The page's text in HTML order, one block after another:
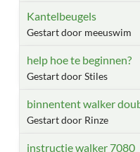
Kantelbeugels
Gestart door meeuswim
help hoe te beginnen?
Gestart door Stiles
binnentent walker
Gestart door Rinze
instructie walker 7080